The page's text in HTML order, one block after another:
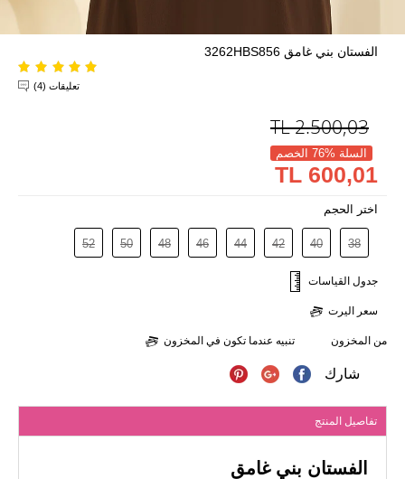
الفستان بني غامق 3262HBS856
تعليقات (4)
2.500,03
TL
السلة %76 الخصم
600,01 TL
اختر الحجم
38
40
42
44
46
48
50
52
جدول القياسات
سعر اليرت
من المخزون تنبيه عندما تكون في المخزون
شارك
تفاصيل المنتج
الفستان بني غامق